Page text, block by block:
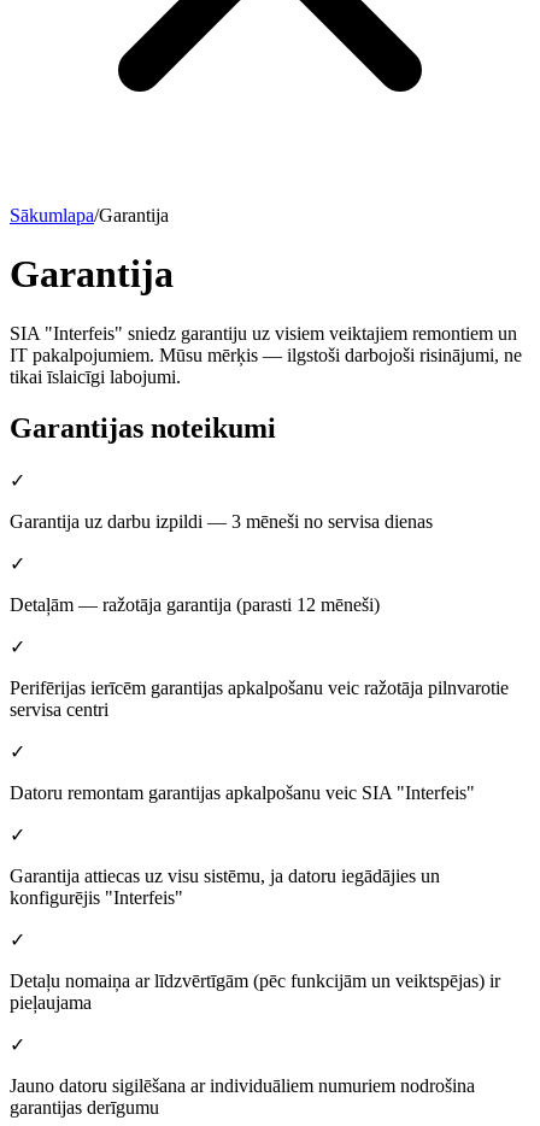
Sākumlapa/Garantija
Garantija
SIA "Interfeis" sniedz garantiju uz visiem veiktajiem remontiem un
IT pakalpojumiem. Mūsu mērķis — ilgstoši darbojoši risinājumi, ne
tikai īslaicīgi labojumi.
Garantijas noteikumi
✓
Garantija uz darbu izpildi — 3 mēneši no servisa dienas
✓
Detaļām — ražotāja garantija (parasti 12 mēneši)
✓
Perifērijas ierīcēm garantijas apkalpošanu veic ražotāja pilnvarotie
servisa centri
✓
Datoru remontam garantijas apkalpošanu veic SIA "Interfeis"
✓
Garantija attiecas uz visu sistēmu, ja datoru iegādājies un
konfigurējis "Interfeis"
✓
Detaļu nomaiņa ar līdzvērtīgām (pēc funkcijām un veiktspējas) ir
pieļaujama
✓
Jauno datoru sigilēšana ar individuāliem numuriem nodrošina
garantijas derīgumu